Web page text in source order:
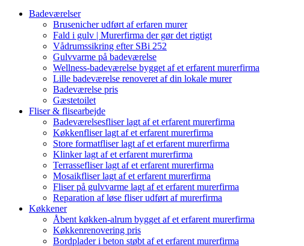
Badeværelser
Brusenicher udført af erfaren murer
Fald i gulv | Murerfirma der gør det rigtigt
Vådrumssikring efter SBi 252
Gulvvarme på badeværelse
Wellness-badeværelse bygget af et erfarent murerfirma
Lille badeværelse renoveret af din lokale murer
Badeværelse pris
Gæstetoilet
Fliser & flisearbejde
Badeværelsesfliser lagt af et erfarent murerfirma
Køkkenfliser lagt af et erfarent murerfirma
Store formatfliser lagt af et erfarent murerfirma
Klinker lagt af et erfarent murerfirma
Terrassefliser lagt af et erfarent murerfirma
Mosaikfliser lagt af et erfarent murerfirma
Fliser på gulvvarme lagt af et erfarent murerfirma
Reparation af løse fliser udført af murerfirma
Køkkener
Åbent køkken-alrum bygget af et erfarent murerfirma
Køkkenrenovering pris
Bordplader i beton støbt af et erfarent murerfirma